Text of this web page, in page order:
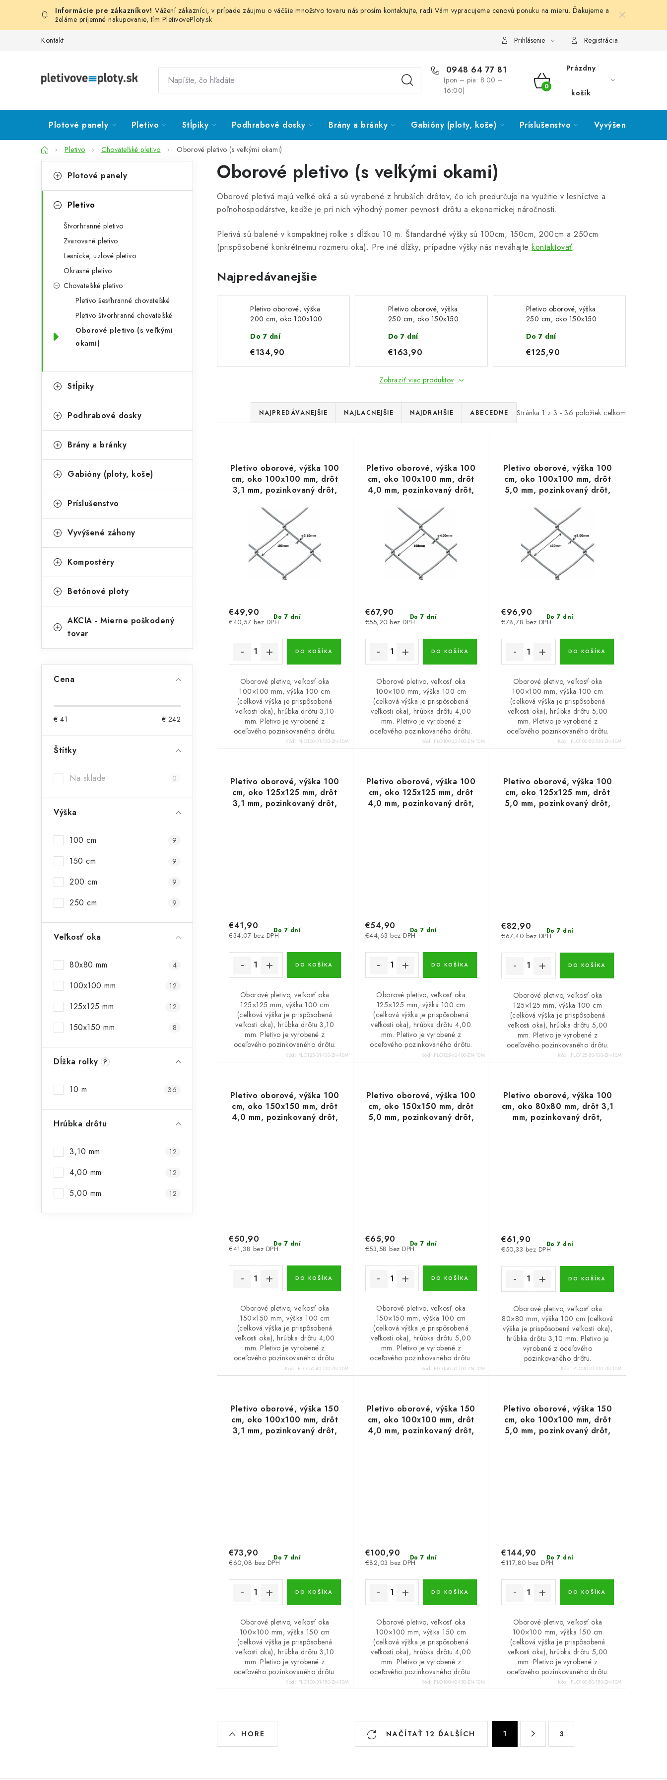
obsah
Vážení zákazníci, v prípade záujmu o väčšie množstvo tovaru nás prosím kontaktujte, radi Vám vypracujeme cenovú ponuku na mieru. Ďakujeme a
želáme príjemné nakupovanie, tím PletivovePloty.sk
Kontakt Prihlásenie Registrácia
0948 64 77 81
(pon – pia: 8:00 –
16:00)
NÁKUPNÝ
Prázdny
košík
Plotové panely Pletivo Stĺpiky Podhrabové dosky Brány a bránky Gabióny (ploty, koše) Príslušenstvo Vyvýšené záhony
DomovPletivo Chovateľské pletivo Oborové pletivo (s veľkými okami)
okategórie
a
Plotové panely
Pletivo
Štvorhranné pletivo
Zvarované pletivo
Lesnícke, uzlové pletivo
Okrasné pletivo
Chovateľské pletivo
Pletivo šesťhranné chovateľské
Pletivo štvorhranné chovateľské
Oborové pletivo (s veľkými
okami)
Stĺpiky
Podhrabové dosky
Brány a bránky
Gabióny (ploty, koše)
Príslušenstvo
Vyvýšené záhony
Kompostéry
Betónové ploty
AKCIA - Mierne poškodený
tovar
Cena
€ 41 € 242
Štítky
Na sklade 0
Výška
100 cm 9
150 cm 9
200 cm 9
250 cm 9
Veľkosť oka
80x80 mm 4
100x100 mm 12
125x125 mm 12
150x150 mm 8
Dĺžka rolky ?
10 m 36
Hrúbka drôtu
3,10 mm 12
4,00 mm 12
5,00 mm 12
Oborové pletivo (s veľkými okami)
Oborové pletivá majú veľké oká a sú vyrobené z hrubších drôtov, čo ich predurčuje na využitie v lesníctve a
poľnohospodárstve, keďže je pri nich výhodný pomer pevnosti drôtu a ekonomickej náročnosti.
Pletivá sú balené v kompaktnej rolke s dĺžkou 10 m. Štandardné výšky sú 100cm, 150cm, 200cm a 250cm
(prispôsobené konkrétnemu rozmeru oka). Pre iné dĺžky, prípadne výšky nás neváhajte kontaktovať.
Najpredávanejšie
Pletivo oborové, výška
200 cm, oko 100x100
pozinkovaný drôt, dĺžka
10 m
Do 7 dní
€134,90
Pletivo oborové, výška
250 cm, oko 150x150
pozinkovaný drôt, dĺžka
10 m
Do 7 dní
€163,90
Pletivo oborové, výška
250 cm, oko 150x150
pozinkovaný drôt, dĺžka
10 m
Do 7 dní
€125,90
Zobraziť viac produktov
Stránka 1 z 3 - 36 položiek celkom
R
a
e
n
p
r
u
k
t
o
v
NAJPREDÁVANEJŠIE NAJLACNEJŠIE NAJDRAHŠIE ABECEDNE
Pletivo oborové, výška 100
cm, oko 100x100 mm, drôt
3,1 mm, pozinkovaný drôt,
Do 7 dní
€40,57 bez DPH
€49,90
DO KOŠÍKA
Oborové pletivo, veľkosť oka
100×100 mm, výška 100 cm
(celková výška je prispôsobená
veľkosti oka), hrúbka drôtu 3,10
mm. Pletivo je vyrobené z
oceľového pozinkovaného drôtu.
Kód: PLO100-31-100-ZN-10M
Pletivo oborové, výška 100
cm, oko 100x100 mm, drôt
4,0 mm, pozinkovaný drôt,
Do 7 dní
€55,20 bez DPH
€67,90
DO KOŠÍKA
Oborové pletivo, veľkosť oka
100×100 mm, výška 100 cm
(celková výška je prispôsobená
veľkosti oka), hrúbka drôtu 4,00
mm. Pletivo je vyrobené z
oceľového pozinkovaného drôtu.
Kód: PLO100-40-100-ZN-10M
Pletivo oborové, výška 100
cm, oko 100x100 mm, drôt
5,0 mm, pozinkovaný drôt,
Do 7 dní
€78,78 bez DPH
€96,90
DO KOŠÍKA
Oborové pletivo, veľkosť oka
100×100 mm, výška 100 cm
(celková výška je prispôsobená
veľkosti oka), hrúbka drôtu 5,00
mm. Pletivo je vyrobené z
oceľového pozinkovaného drôtu.
Kód: PLO100-50-100-ZN-10M
Pletivo oborové, výška 100
cm, oko 125x125 mm, drôt
3,1 mm, pozinkovaný drôt,
Do 7 dní
€34,07 bez DPH
€41,90
DO KOŠÍKA
Oborové pletivo, veľkosť oka
125×125 mm, výška 100 cm
(celková výška je prispôsobená
veľkosti oka), hrúbka drôtu 3,10
mm. Pletivo je vyrobené z
oceľového pozinkovaného drôtu.
Kód: PLO125-31-100-ZN-10M
Pletivo oborové, výška 100
cm, oko 125x125 mm, drôt
4,0 mm, pozinkovaný drôt,
Do 7 dní
€44,63 bez DPH
€54,90
DO KOŠÍKA
Oborové pletivo, veľkosť oka
125×125 mm, výška 100 cm
(celková výška je prispôsobená
veľkosti oka), hrúbka drôtu 4,00
mm. Pletivo je vyrobené z
oceľového pozinkovaného drôtu.
Kód: PLO125-40-100-ZN-10M
Pletivo oborové, výška 100
cm, oko 125x125 mm, drôt
5,0 mm, pozinkovaný drôt,
Do 7 dní
€67,40 bez DPH
€82,90
DO KOŠÍKA
Oborové pletivo, veľkosť oka
125×125 mm, výška 100 cm
(celková výška je prispôsobená
veľkosti oka), hrúbka drôtu 5,00
mm. Pletivo je vyrobené z
oceľového pozinkovaného drôtu.
Kód: PLO125-50-100-ZN-10M
Pletivo oborové, výška 100
cm, oko 150x150 mm, drôt
4,0 mm, pozinkovaný drôt,
Do 7 dní
€41,38 bez DPH
€50,90
DO KOŠÍKA
Oborové pletivo, veľkosť oka
150×150 mm, výška 100 cm
(celková výška je prispôsobená
veľkosti oka), hrúbka drôtu 4,00
mm. Pletivo je vyrobené z
oceľového pozinkovaného drôtu.
Kód: PLO150-40-100-ZN-10M
Pletivo oborové, výška 100
cm, oko 150x150 mm, drôt
5,0 mm, pozinkovaný drôt,
Do 7 dní
€53,58 bez DPH
€65,90
DO KOŠÍKA
Oborové pletivo, veľkosť oka
150×150 mm, výška 100 cm
(celková výška je prispôsobená
veľkosti oka), hrúbka drôtu 5,00
mm. Pletivo je vyrobené z
oceľového pozinkovaného drôtu.
Kód: PLO150-50-100-ZN-10M
Pletivo oborové, výška 100
cm, oko 80x80 mm, drôt 3,1
mm, pozinkovaný drôt,
Do 7 dní
€50,33 bez DPH
€61,90
DO KOŠÍKA
Oborové pletivo, veľkosť oka
80×80 mm, výška 100 cm (celková
výška je prispôsobená veľkosti oka),
hrúbka drôtu 3,10 mm. Pletivo je
vyrobené z oceľového
pozinkovaného drôtu.
Kód: PLO80-31-100-ZN-10M
Pletivo oborové, výška 150
cm, oko 100x100 mm, drôt
3,1 mm, pozinkovaný drôt,
Do 7 dní
€60,08 bez DPH
€73,90
DO KOŠÍKA
Oborové pletivo, veľkosť oka
100×100 mm, výška 150 cm
(celková výška je prispôsobená
veľkosti oka), hrúbka drôtu 3,10
mm. Pletivo je vyrobené z
oceľového pozinkovaného drôtu.
Kód: PLO100-31-150-ZN-10M
Pletivo oborové, výška 150
cm, oko 100x100 mm, drôt
4,0 mm, pozinkovaný drôt,
Do 7 dní
€82,03 bez DPH
€100,90
DO KOŠÍKA
Oborové pletivo, veľkosť oka
100×100 mm, výška 150 cm
(celková výška je prispôsobená
veľkosti oka), hrúbka drôtu 4,00
mm. Pletivo je vyrobené z
oceľového pozinkovaného drôtu.
Kód: PLO100-40-150-ZN-10M
Pletivo oborové, výška 150
cm, oko 100x100 mm, drôt
5,0 mm, pozinkovaný drôt,
Do 7 dní
€117,80 bez DPH
€144,90
DO KOŠÍKA
Oborové pletivo, veľkosť oka
100×100 mm, výška 150 cm
(celková výška je prispôsobená
veľkosti oka), hrúbka drôtu 5,00
mm. Pletivo je vyrobené z
oceľového pozinkovaného drôtu.
Kód: PLO100-50-150-ZN-10M
v
NAČÍTAŤ 12 ĎALŠÍCH 1 3
HORE